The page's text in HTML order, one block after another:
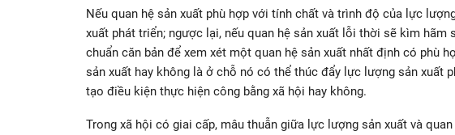
Nếu quan hệ sản xuất phù hợp với tính chất và trình độ của lực
xuất phát triển; ngược lại, nếu quan hệ sản xuất lỗi thời sẽ kìm
chuẩn căn bản để xem xét một quan hệ sản xuất nhất định có phù
sản xuất hay không là ở chỗ nó có thể thúc đẩy lực lượng sản xuất
tạo điều kiện thực hiện công bằng xã hội hay không.
Trong xã hội có giai cấp, mâu thuẫn giữa lực lượng sản xuất và